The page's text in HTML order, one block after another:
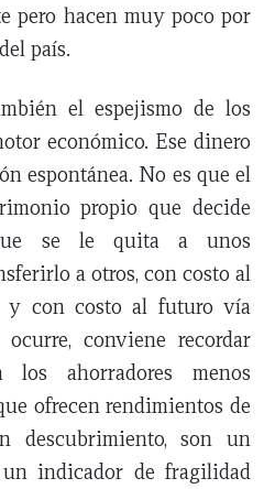
pero hacen muy poco por
país.
el espejismo de los
económico. Ese dinero
espontánea. No es que el
propio que decide
se le quita a unos
a otros, con costo al
y con costo al futuro vía
conviene recordar
los ahorradores menos
ofrecen rendimientos de
descubrimiento, son un
indicador de fragilidad